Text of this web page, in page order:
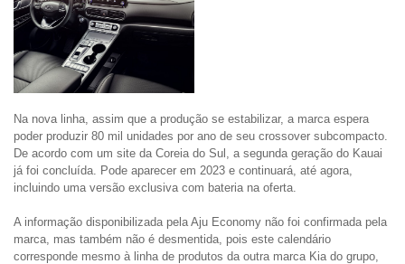
Na nova linha, assim que a produção se estabilizar, a marca espera
poder produzir 80 mil unidades por ano de seu crossover subcompacto.
De acordo com um site da Coreia do Sul, a segunda geração do Kauai
já foi concluída. Pode aparecer em 2023 e continuará, até agora,
incluindo uma versão exclusiva com bateria na oferta.
A informação disponibilizada pela Aju Economy não foi confirmada pela
marca, mas também não é desmentida, pois este calendário
corresponde mesmo à linha de produtos da outra marca Kia do grupo,